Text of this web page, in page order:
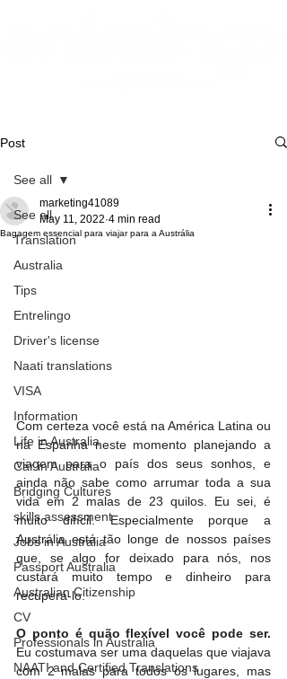
Post
See all
Translation
Australia
Tips
Entrelingo
Driver's license
Naati translations
VISA
Information
Life in Australia
Car in Australia
Bridging Cultures
skills assessment
Jobs in Australia
Passport Australia
Australian Citizenship
CV
Professionals in Australia
NAATI and Certified Translations
See all
Bagagem essencial para viajar para a Austrália
marketing41089
May 11, 2022 4 min read
Com certeza você está na América Latina ou
na Espanha neste momento planejando a
viagem para o país dos seus sonhos, e
ainda não sabe como arrumar toda a sua
vida em 2 malas de 23 quilos. Eu sei, é
muito difícil. Especialmente porque a
Austrália está tão longe de nossos países
que, se algo for deixado para nós, nos
custará muito tempo e dinheiro para
recuperá-lo.
Eu costumava ser uma daquelas que viajava
com 2 malas para todos os lugares, mas